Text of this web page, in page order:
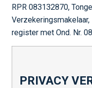
RPR 083132870,
register met Ond. Nr.
PRIVACY